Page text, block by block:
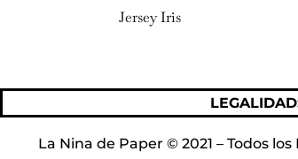
Jersey Iris
La Nina de Paper © 2021 – Todos